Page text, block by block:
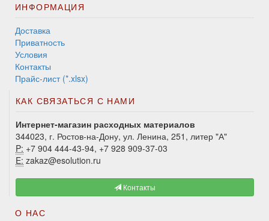
ИНФОРМАЦИЯ
Доставка
Приватность
Условия
Контакты
Прайс-лист (*.xlsx)
КАК СВЯЗАТЬСЯ С НАМИ
Интернет-магазин расходных материалов
344023, г. Ростов-на-Дону, ул. Ленина, 251, литер "А"
P: +7 904 444-43-94, +7 928 909-37-03
E: zakaz@esolution.ru
Контакты
О НАС